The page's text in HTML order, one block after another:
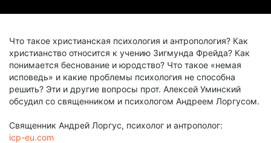
Что такое христианская психология и антропология? Как
христианство относится к учению Зигмунда Фрейда? Как
понимается беснование и юродство? Что такое «немая
исповедь» и какие проблемы психология не способна
решить? Эти и другие вопросы прот. Алексей Уминский
обсудил со священником и психологом Андреем Лоргусом.
Священник Андрей Лоргус, психолог и антрополог:
icp-eu.com